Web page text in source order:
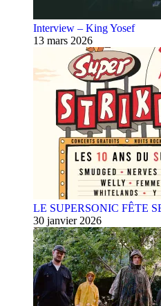
Interview – King Yosef
13 mars 2026
LE SUPERSONIC FÊTE
30 janvier 2026